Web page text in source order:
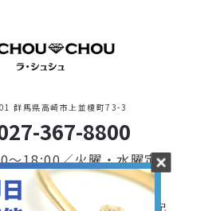
群馬県高崎市上並榎町73-3
367-8800
〜18:00／火曜・水曜定休
ーポリシー特定商取引に基づく表記